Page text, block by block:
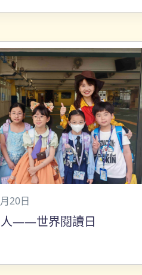
20日
人——世界閱讀日